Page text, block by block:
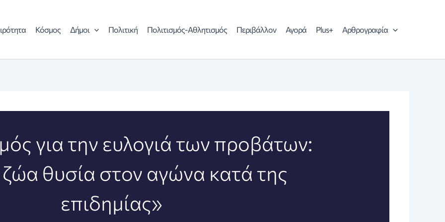
Κόσμος Δήμοι Πολιτική Πολιτισμός-Αθλητισμός Περιβάλλον Αγορά Plus+ Αρθρογραφία
για την ευλογιά των προβάτων:
θυσία στον αγώνα κατά της
επιδημίας»